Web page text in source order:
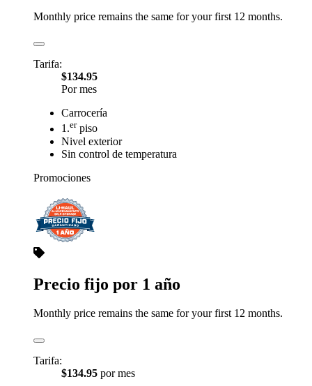
Monthly price remains the same for your first 12 months.
Tarifa:
$134.95
Por mes
Carrocería
1.erpiso
Nivel exterior
Sin control de temperatura
Promociones
Precio fijo por 1 año
Monthly price remains the same for your first 12 months.
Tarifa:
$134.95 por mes